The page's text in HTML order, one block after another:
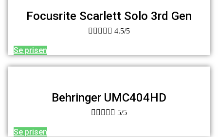
Focusrite Scarlett Solo 3rd Gen
     4.5/5
Se prisen
Behringer UMC404HD
     5/5
Se prisen